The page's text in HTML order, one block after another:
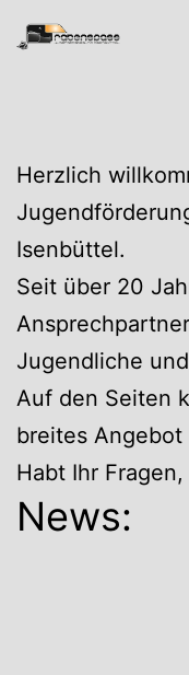
Zum
Inhalt
Herzlich
Isenbüttel.
Seit über 20
Jugendliche
Auf den Seiten
breites Angebot
Habt Ihr
News: